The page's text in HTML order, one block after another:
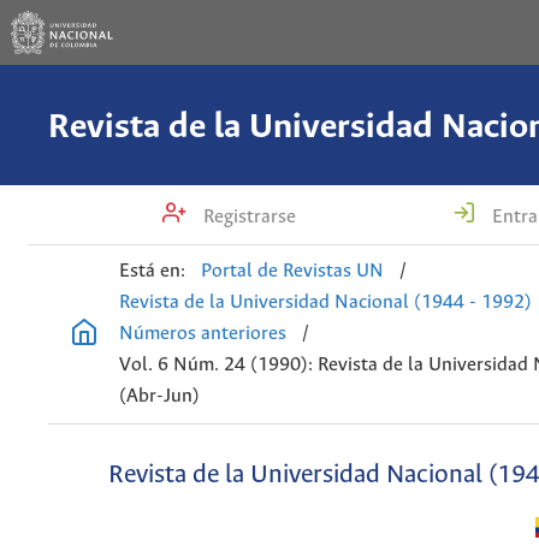
Registrarse
Está en: Portal de Revistas UN
/
Revista de la Universidad Nacional (1944 - 1992)
Números anteriores
/
Vol. 6 Núm. 24 (1990): Revista de la Universidad
(Abr-Jun)
Revista de la Universidad Nacional